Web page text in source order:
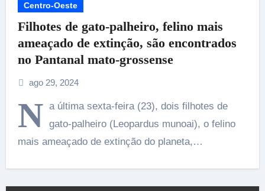
Centro-Oeste
Filhotes de gato-palheiro, felino mais
ameaçado de extinção, são encontrados
no Pantanal mato-grossense
ago 29, 2024
N a última sexta-feira (23), dois filhotes de
gato-palheiro (Leopardus munoai), o felino
mais ameaçado de extinção do planeta,…